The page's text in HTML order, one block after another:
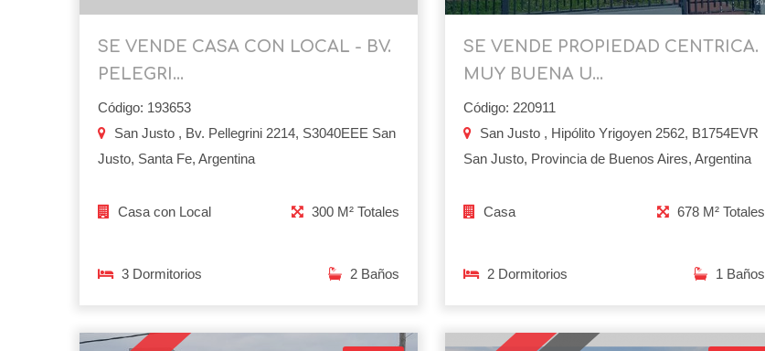
SE VENDE CASA CON LOCAL - BV.
PELEGRI...
Código: 193653
San Justo , Bv. Pellegrini 2214, S3040EEE San
Justo, Santa Fe, Argentina
Casa con Local 300 M² Totales
3 Dormitorios 2 Baños
SE VENDE PROPIEDAD CENTRICA.
MUY BUENA U...
Código: 220911
San Justo , Hipólito Yrigoyen 2562, B1754EVR
San Justo, Provincia de Buenos Aires, Argentina
Casa 678 M² Totales
2 Dormitorios 1 Baños